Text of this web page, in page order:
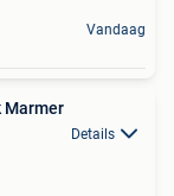
Vandaag
Marmer
Details